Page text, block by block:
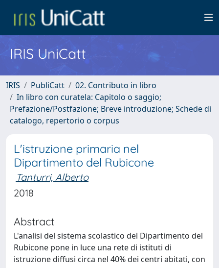
IRIS UniCatt
IRIS PubliCatt
02. Contributo in libro
In libro con curatela: Capitolo o saggio;
Prefazione/Postfazione; Breve introduzione; Schede di
catalogo, repertorio o corpus
L'istruzione primaria nel
Dipartimento del Rubicone
Tanturri, Alberto
2018
Abstract
L'analisi del sistema scolastico del Dipartimento del
Rubicone pone in luce una rete di istituti di
istruzione diffusi circa nel 40% dei centri abitati, con